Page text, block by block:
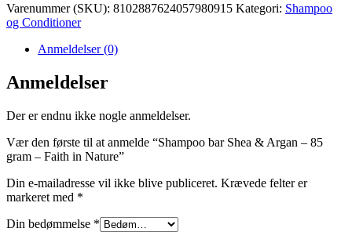
Varenummer (SKU): 8102887624057980915 Kategori: Shampoo
og Conditioner
Anmeldelser (0)
Anmeldelser
Der er endnu ikke nogle anmeldelser.
Vær den første til at anmelde “Shampoo bar Shea & Argan – 85
gram – Faith in Nature”
Din e-mailadresse vil ikke blive publiceret. Krævede felter er
markeret med *
Din bedømmelse *